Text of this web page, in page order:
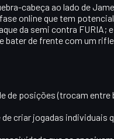
cabeça ao lado de
online que tem
da semi contra FURIA; e
bater de frente com um
de posições (trocam entre
criar jogadas individuais